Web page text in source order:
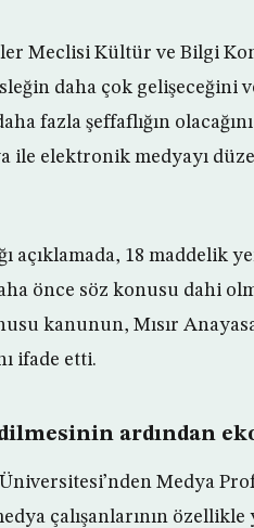
Meclisi Kültür ve Bilgi
daha çok
fazla şeffaflığın
ile elektronik medyayı
açıklamada, 18
önce söz konusu dahi
kanunun, Mısır
ifade etti.
ardından
Medya
çalışanlarının